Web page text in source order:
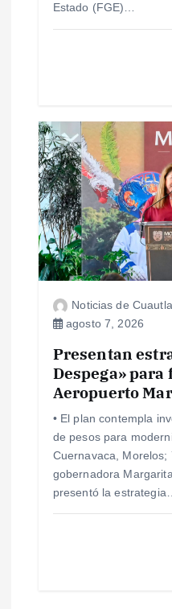
s
Estado (FGE)…
Noticias de Cuautla
agosto 7, 2026
Presentan
Despega»
Aeropuerto
• El plan contempla
de pesos para
Cuernavaca,
gobernadora
presentó la estrategia…